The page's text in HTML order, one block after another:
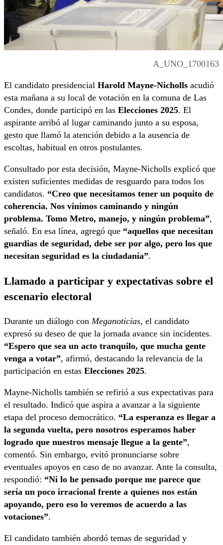
A_UNO_1700163
El candidato presidencial Harold Mayne-Nicholls acudió
esta mañana a su local de votación en la comuna de Las
Condes, donde participó en las Elecciones 2025. El
aspirante arribó al lugar caminando junto a su esposa,
gesto que llamó la atención debido a la ausencia de
escoltas, habitual en otros postulantes.
Consultado por esta decisión, Mayne-Nicholls explicó que
existen suficientes medidas de resguardo para todos los
candidatos. “Creo que necesitamos tener un poquito de
coherencia. Nos vinimos caminando y ningún
problema. Tomo Metro, manejo, y ningún problema”,
señaló. En esa línea, agregó que “aquellos que necesitan
guardias de seguridad, debe ser por algo, pero los que
necesitan seguridad es la ciudadanía”.
Llamado a participar y expectativas sobre el
escenario electoral
Durante un diálogo con Meganoticias, el candidato
expresó su deseo de que la jornada avance sin incidentes.
“Espero que sea un acto tranquilo, que mucha gente
venga a votar”, afirmó, destacando la relevancia de la
participación en estas Elecciones 2025.
Mayne-Nicholls también se refirió a sus expectativas para
el resultado. Indicó que aspira a avanzar a la siguiente
etapa del proceso democrático. “La esperanza es llegar a
la segunda vuelta, pero nosotros esperamos haber
logrado que nuestros mensaje llegue a la gente”,
comentó. Sin embargo, evitó pronunciarse sobre
eventuales apoyos en caso de no avanzar. Ante la consulta,
respondió: “Ni lo he pensado porque me parece que
sería un poco irracional frente a quienes nos están
apoyando, pero eso lo veremos de acuerdo a las
votaciones”.
El candidato también abordó temas de seguridad y